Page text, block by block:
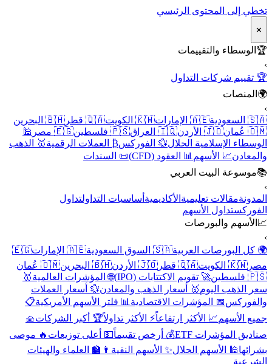
تخطي إلى المحتوى الرئيسي
✕
🏆الوسطاء والتقييمات
🏆 تقييم شركات التداول
🌍المنصات
🇸🇦 السعودية
🇦🇪 الإمارات 🇰🇼 الكويت 🇶🇦 قطر
🇧🇭 البحرين
🇴🇲 عُمان
🇯🇴 الأردن 🇮🇶 العراق 🇵🇸 فلسطين 🇪🇬 مصر
🕌
الوسطاء الإسلامية الحلال 💱 الفوركس ₿ العملات الرقمية🥇 الذهب
والمعادن📈 الأسهم📊 العقود (CFD)
📜 السندات
📚موسوعة البيت العربي
المدونةمقالات تعليميةالأكاديميةأساسيات التداولتداول
الفوركستداول الأسهم
📈الأسهم والبورصات
🌍 كل البورصات العربية🇸🇦 السوق السعودية 🇦🇪 الإمارات
🇪🇬
مصر 🇰🇼 الكويت 🇶🇦 قطر 🇯🇴 الأردن 🇧🇭 البحرين
🇴🇲 عُمان
🇵🇸 فلسطين
🚀 تقويم الاكتتابات (IPO) 🌐 المؤشرات العالمية🥇
سعر الذهب اليوم🥇 أسعار الذهب والمعادن💱 أسعار العملات
والفوركس 📅 المؤشرات الاقتصادية📊 فلتر الأسهم الأمريكية📋
جميع الأسهم📈 الأكثر ارتفاعاً⚡ الأكثر تداولاً🏆 أكبر الشركات🧺
صناديق المؤشرات ETF
💰 أرخص تقييماً💵 أعلى توزيعات🔥 موصى
بشرائها🕌 الأسهم الحلال ✨ الأسهم النقية👨‍🏫 العلماء والهيئات
الشرعية